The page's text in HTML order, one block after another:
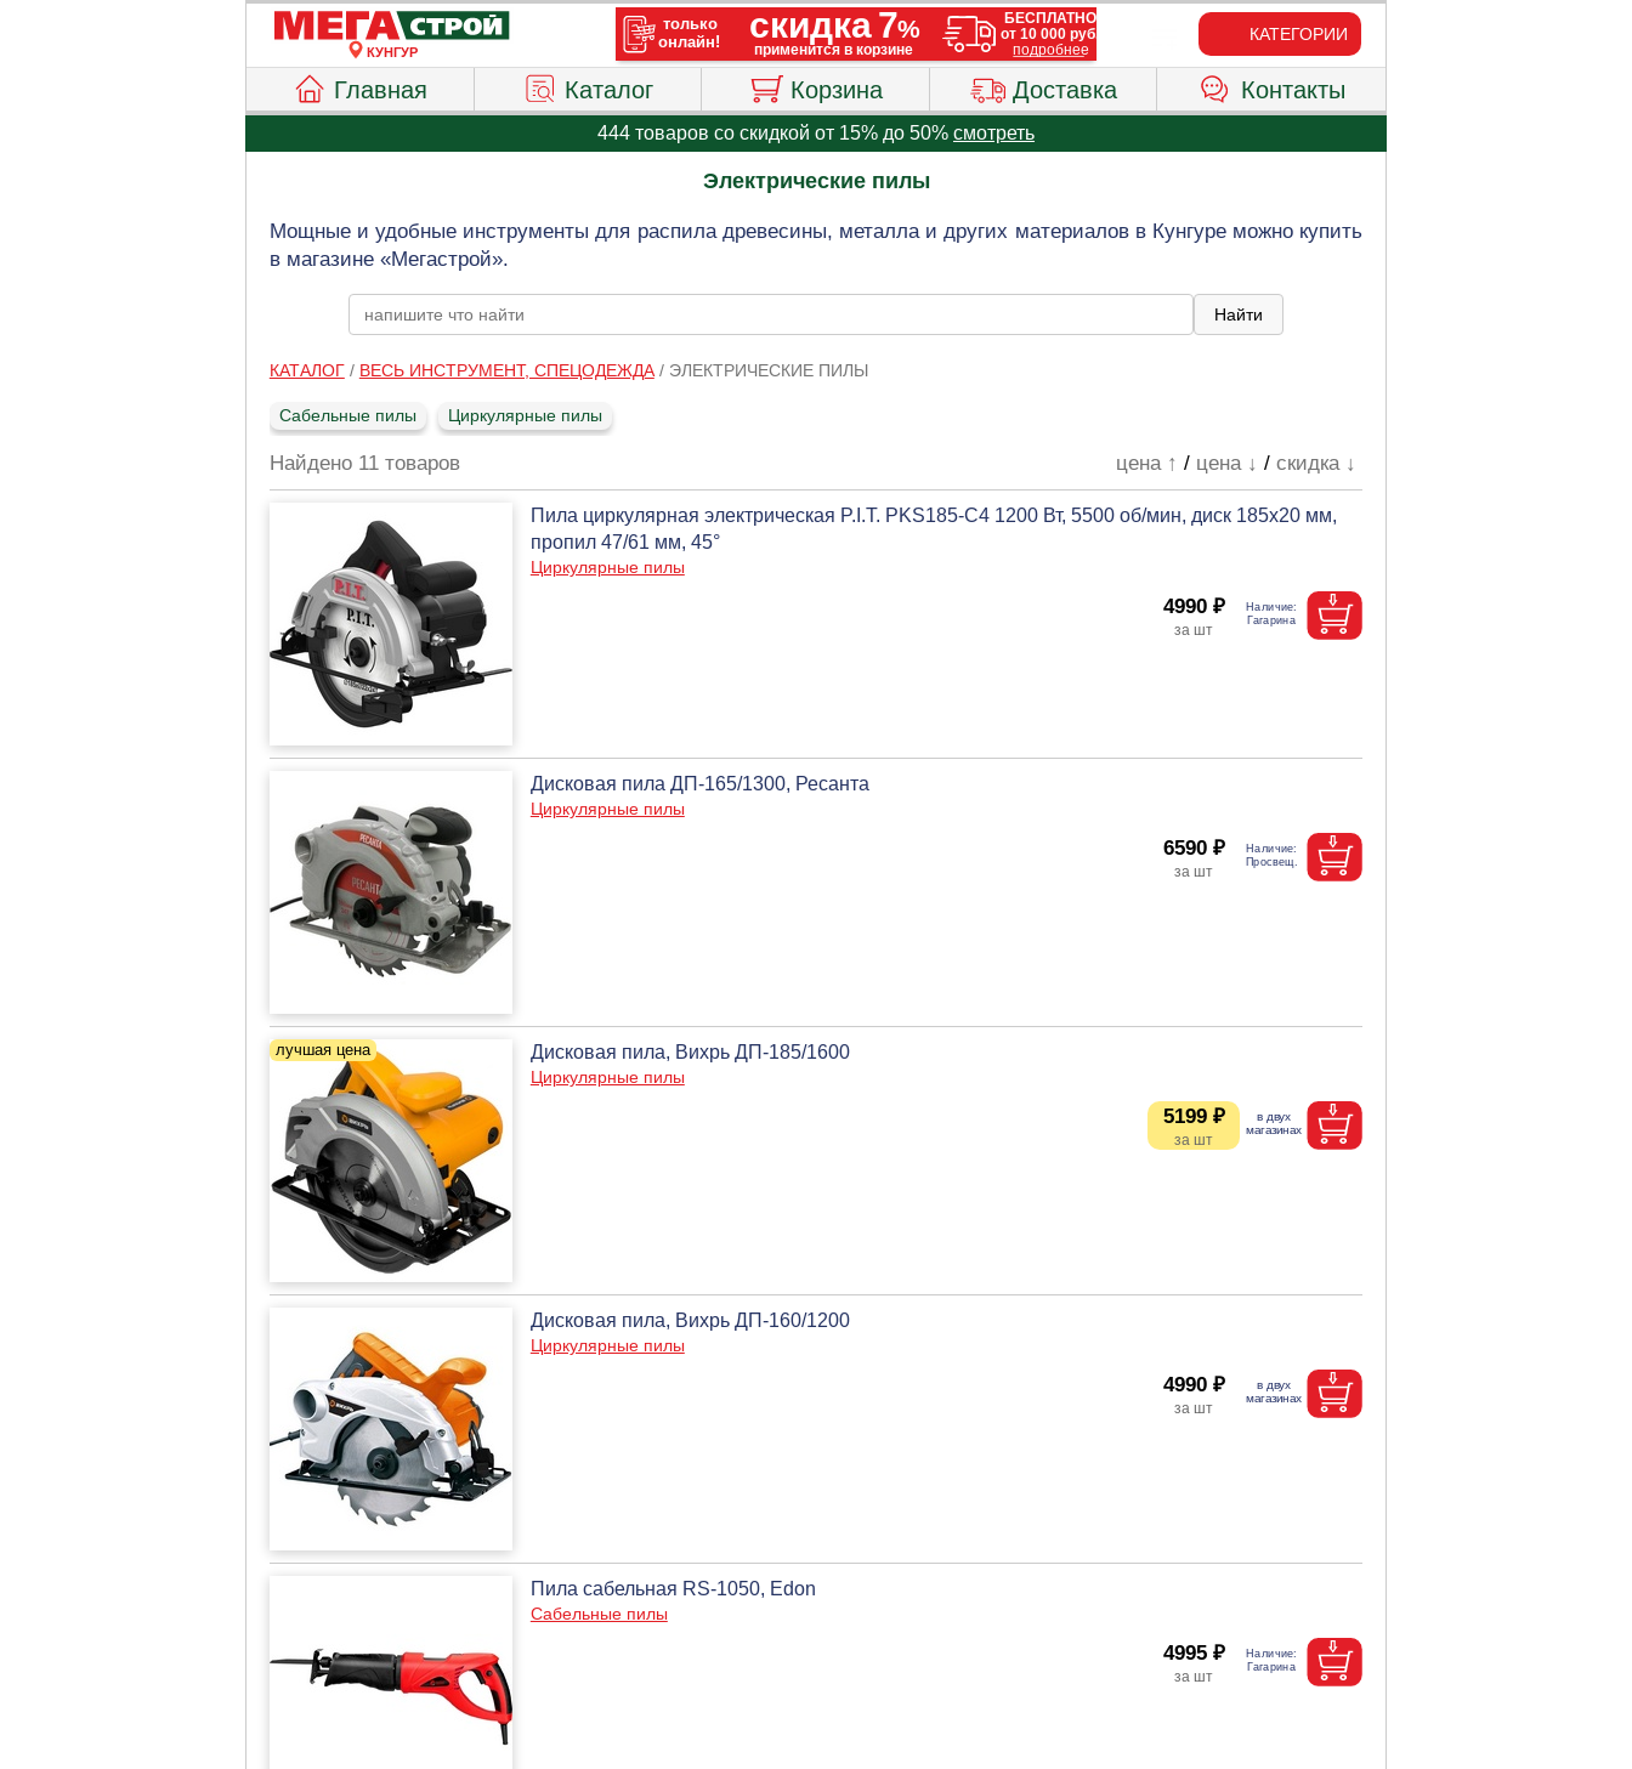
КУНГУР
КАТЕГОРИИ
Главная Каталог Корзина Доставка Контакты
444 товаров со скидкой от 15% до 50% смотреть
Электрические пилы
Мощные и удобные инструменты для распила древесины, металла и других материалов в Кунгуре можно купить
в магазине «Мегастрой».
КАТАЛОГ/ ВЕСЬ ИНСТРУМЕНТ, СПЕЦОДЕЖДА/ ЭЛЕКТРИЧЕСКИЕ ПИЛЫ
Сабельные пилы Циркулярные пилы
Найдено 11 товаров цена ↑ / цена ↓ /скидка ↓
Пила циркулярная электрическая P.I.T. PKS185-C4 1200 Вт, 5500 об/мин, диск 185х20 мм,
пропил 47/61 мм, 45°
Циркулярные пилы
4990 ₽
Дисковая пила ДП-165/1300, Ресанта
Циркулярные пилы
6590 ₽
Дисковая пила, Вихрь ДП-185/1600
Циркулярные пилы
5199 ₽
Дисковая пила, Вихрь ДП-160/1200
Циркулярные пилы
4990 ₽
Пила сабельная RS-1050, Edon
Сабельные пилы
4995 ₽